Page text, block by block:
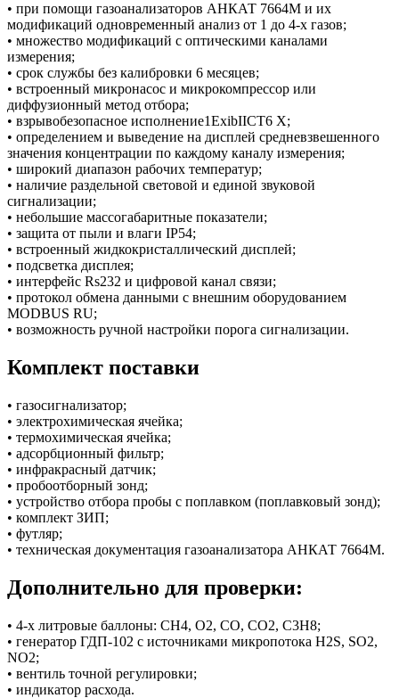
• при помощи газоанализаторов АНКАТ 7664М и их
модификаций одновременный анализ от 1 до 4-х газов;
• множество модификаций с оптическими каналами
измерения;
• срок службы без калибровки 6 месяцев;
• встроенный микронасос и микрокомпрессор или
диффузионный метод отбора;
• взрывобезопасное исполнение1ЕxibIICT6 Х;
• определением и выведение на дисплей средневзвешенного
значения концентрации по каждому каналу измерения;
• широкий диапазон рабочих температур;
• наличие раздельной световой и единой звуковой
сигнализации;
• небольшие массогабаритные показатели;
• защита от пыли и влаги IР54;
• встроенный жидкокристаллический дисплей;
• подсветка дисплея;
• интерфейс Rs232 и цифровой канал связи;
• протокол обмена данными с внешним оборудованием
MODBUS RU;
• возможность ручной настройки порога сигнализации.
Комплект поставки
• газосигнализатор;
• электрохимическая ячейка;
• термохимическая ячейка;
• адсорбционный фильтр;
• инфракрасный датчик;
• пробоотборный зонд;
• устройство отбора пробы с поплавком (поплавковый зонд);
• комплект ЗИП;
• футляр;
• техническая документация газоанализатора АНКАТ 7664М.
Дополнительно для проверки:
• 4-х литровые баллоны: СН4, О2, СО, СО2, С3Н8;
• генератор ГДП-102 с источниками микропотока H2S, SО2,
NО2;
• вентиль точной регулировки;
• индикатор расхода.